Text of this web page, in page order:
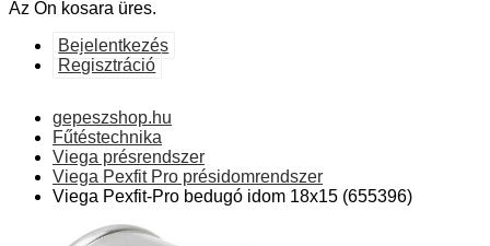
Az Ön kosara üres.
Bejelentkezés
Regisztráció
gepeszshop.hu
Fűtéstechnika
Viega présrendszer
Viega Pexfit Pro présidomrendszer
Viega Pexfit-Pro bedugó idom 18x15 (655396)